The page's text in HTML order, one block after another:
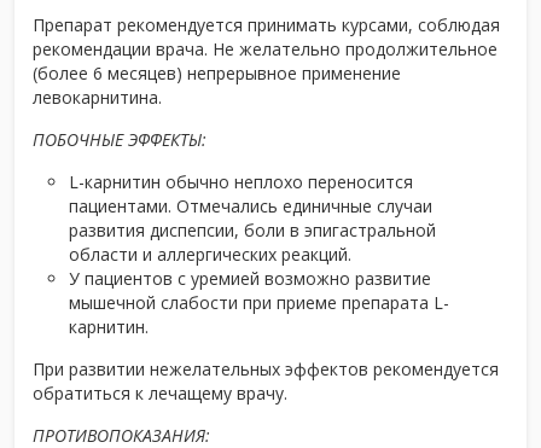
Препарат рекомендуется принимать курсами, соблюдая
рекомендации врача. Не желательно продолжительное
(более 6 месяцев) непрерывное применение
левокарнитина.
ПОБОЧНЫЕ ЭФФЕКТЫ:
L-карнитин обычно неплохо переносится
пациентами. Отмечались единичные случаи
развития диспепсии, боли в эпигастральной
области и аллергических реакций.
У пациентов с уремией возможно развитие
мышечной слабости при приеме препарата L-
карнитин.
При развитии нежелательных эффектов рекомендуется
обратиться к лечащему врачу.
ПРОТИВОПОКАЗАНИЯ: